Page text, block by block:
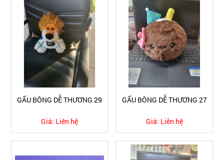
GẤU BÔNG DỄ THƯƠNG 29
Giá: Liên hệ
GẤU BÔNG DỄ THƯƠNG 27
Giá: Liên hệ